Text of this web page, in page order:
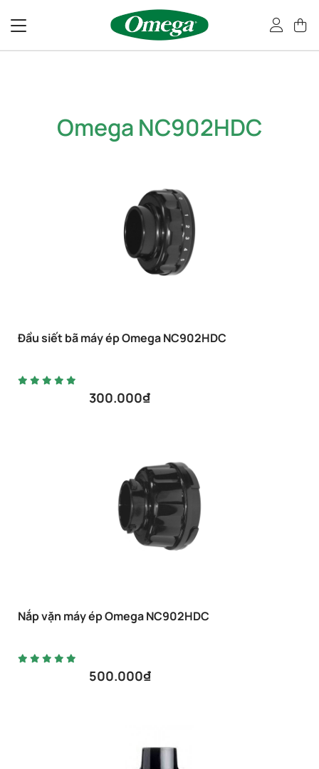
qua
dung
Omega NC902HDC
Đầu siết bã máy ép Omega NC902HDC
300.000₫
Nắp vặn máy ép Omega NC902HDC
500.000₫